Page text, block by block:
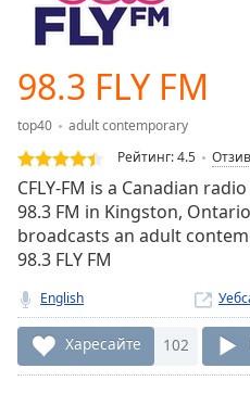
Current
Loaded:
0.00%
Stream
TypeLIVE
Seek to
currently
live LIVE
Remaining
Time-
98.3 FLY FM
top40
adult contemporary
Рейтинг:4.5
CFLY-FM is a Canadian
98.3 FM in Kingston,
broadcasts an adult
98.3 FLY FM
English
Харесайте 102